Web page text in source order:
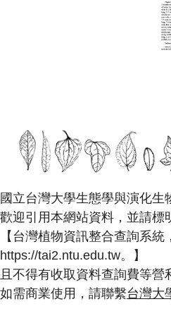
國立台灣大學生態學與演化生
歡迎引用本網站資料，並請標
【台灣植物資訊整合查詢系統
https://tai2.ntu.edu.tw。】
且不得有收取資料查詢費等營
如需商業使用，請聯繫台灣大